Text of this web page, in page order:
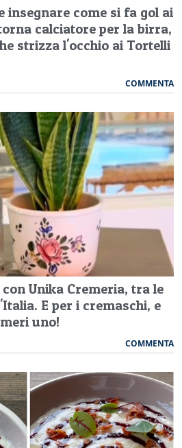
insegnare come si fa gol ai
calciatore per la birra,
strizza l'occhio ai Tortelli
COMMENTA
Unika Cremeria, tra le
E per i cremaschi, e
uno!
COMMENTA